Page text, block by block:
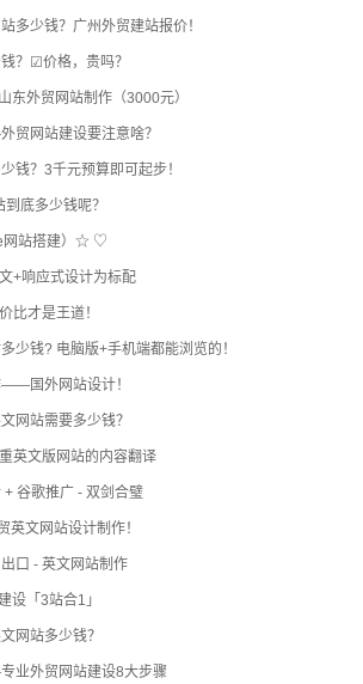
多少钱？广州外贸建站报价！
？☑价格，贵吗？
东外贸网站制作（3000元）
贸网站建设要注意啥？
钱？3千元预算即可起步！
底多少钱呢？
网站搭建）☆ ♡
+响应式设计为标配
比才是王道！
少钱? 电脑版+手机端都能浏览的！
国外网站设计！
网站需要多少钱？
英文版网站的内容翻译
谷歌推广 - 双剑合璧
英文网站设计制作！
口 - 英文网站制作
设「3站合1」
网站多少钱？
业外贸网站建设8大步骤